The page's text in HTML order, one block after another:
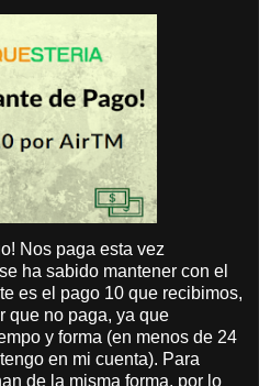
Nos paga esta vez
ha sabido mantener con el
es el pago 10 que recibimos,
que no paga, ya que
y forma (en menos de 24
en mi cuenta). Para
de la misma forma, por lo